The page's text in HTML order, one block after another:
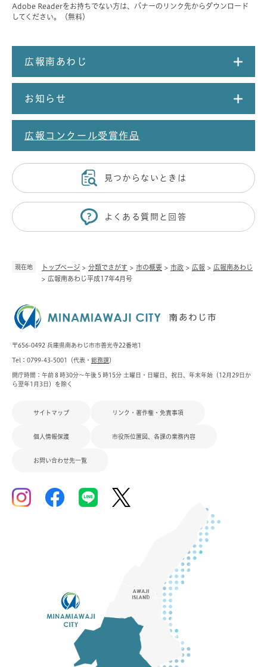
現在地 トップページ > 分類でさがす > 市の概要 > 市政 > 広報 > 広報南あわじ
> 広報南あわじ平成17年4月号
Adobe Readerをお持ちでない方は、バナーのリンク先からダウンロード
してください。（無料）
広報南あわじ
お知らせ
広報コンクール受賞作品
見つからないときは
よくある質問と回答
〒656-0492 兵庫県南あわじ市市善光寺22番地1
Tel：0799-43-5001（代表・ 総務課）
開庁時間：午前８時30分～午後５時15分 土曜日・日曜日、祝日、年末年始（12月29日か
ら翌年1月3日）を除く
サイトマップ リンク・著作権・免責事項
個人情報保護 市役所位置図、各課の業務内容
お問い合わせ先一覧